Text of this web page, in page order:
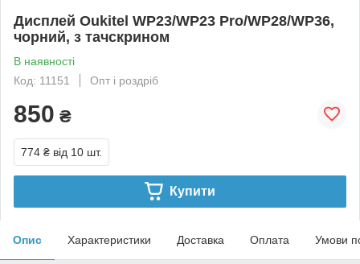
Дисплей Oukitel WP23/WP23 Pro/WP28/WP36,
чорний, з тачскрином
В наявності
Код: 11151
Опт і роздріб
850 ₴
774 ₴ від 10 шт.
Купити
Опис Характеристики Доставка Оплата Умови